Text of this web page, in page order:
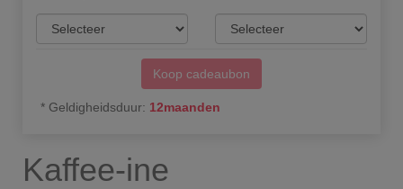
Koop cadeaubon
* Geldigheidsduur: 12maanden
Kaffee-ine